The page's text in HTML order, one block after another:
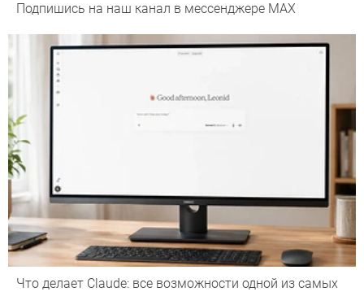
Подпишись на наш канал в мессенджере МАХ
Что делает Сlaude: все возможности одной из самых